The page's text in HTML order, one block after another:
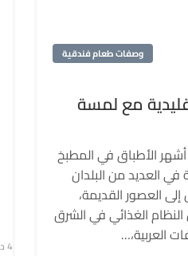
وصفات طعام فندقية
مع لمسة
الأطباق في المطبخ
العديد من البلدان
العصور القديمة،
الغذائي في الشرق
العربية،…
نُشر
4 ديسمبر، 2024